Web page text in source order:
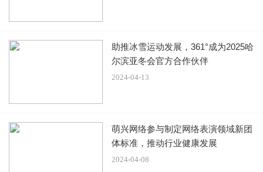
寻山之旅，以“挑战自我、突破极限”为内核，让每一个
人都可以“从容越过自己的生活之野”。
业历史，在与产品和品牌的碰撞间，展开与厂家各相关业务
部门的深入交流。在中牟工厂，用户参观了新帕拉丁生产
助推冰雪运动发展，361°成为2025哈
尔滨亚冬会官方合作伙伴
2024-04-13
萌兴网络参与制定网络表演领域新团
体标准，推动行业健康发展
2024-04-08